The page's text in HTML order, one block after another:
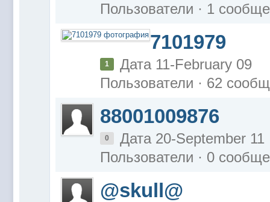
Пользователи · 1
7101979
1
Дата 11-February 09
Пользователи · 62
88001009876
0
Дата 20-September 11
Пользователи · 0
@skull@